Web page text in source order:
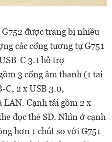
được trang bị nhiều
các cổng tương tự G751
C 3.1 hỗ trợ
3 cổng âm thanh (1 tai
C, 2 x USB 3.0,
Cạnh tái gồm 2 x
đọc thẻ SD. Nhìn ở cạnh
hơn 1 chút so với G751